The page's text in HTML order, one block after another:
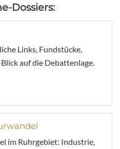
Dossiers:
Links, Fundstücke,
auf die Debattenlage.
im Ruhrgebiet: Industrie,